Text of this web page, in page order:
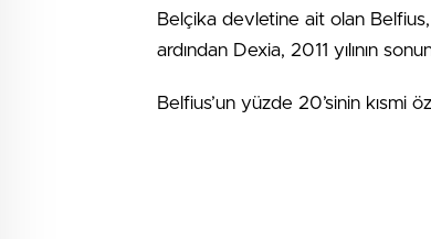
Belçika devletine ait olan Belfius,
ardından Dexia, 2011 yılının
Belfius’un yüzde 20’sinin kısmi